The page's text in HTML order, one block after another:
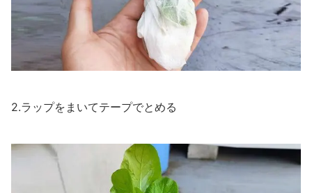
2.ラップをまいてテープでとめる